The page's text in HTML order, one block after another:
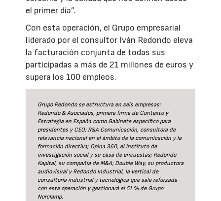
el primer día”.
Con esta operación, el Grupo empresarial
liderado por el consultor Iván Redondo eleva
la facturación conjunta de todas sus
participadas a más de 21 millones de euros y
supera los 100 empleos.
Grupo Redondo se estructura en seis empresas:
Redondo & Asociados, primera firma de Contexto y
Estrategia en España como Gabinete específico para
presidentes y CEO; R&A Comunicación, consultora de
relevancia nacional en el ámbito de la comunicación y la
formación directiva; Opina 360, el Instituto de
investigación social y su casa de encuestas; Redondo
Kapital, su compañía de M&A; Double Way, su productora
audiovisual y Redondo Industrial, la vertical de
consultoría industrial y tecnológica que sale reforzada
con esta operación y gestionará el 51 % de Grupo
Norclamp.